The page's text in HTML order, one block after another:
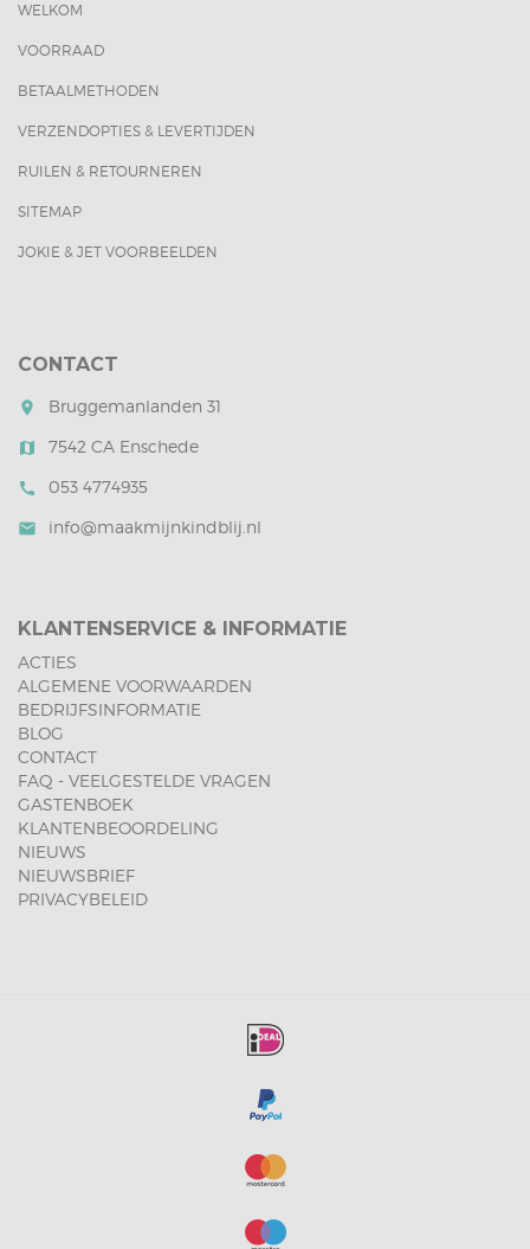
WELKOM
VOORRAAD
BETAALMETHODEN
VERZENDOPTIES & LEVERTIJDEN
RUILEN & RETOURNEREN
SITEMAP
JOKIE & JET VOORBEELDEN
CONTACT
room Bruggemanlanden 31
map 7542 CA Enschede
call 053 4774935
mail info@maakmijnkindblij.nl
KLANTENSERVICE & INFORMATIE
ACTIES
ALGEMENE VOORWAARDEN
BEDRIJFSINFORMATIE
BLOG
CONTACT
FAQ - VEELGESTELDE VRAGEN
GASTENBOEK
KLANTENBEOORDELING
NIEUWS
NIEUWSBRIEF
PRIVACYBELEID